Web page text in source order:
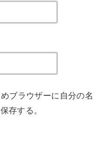
ブラウザーに自分の名
存する。